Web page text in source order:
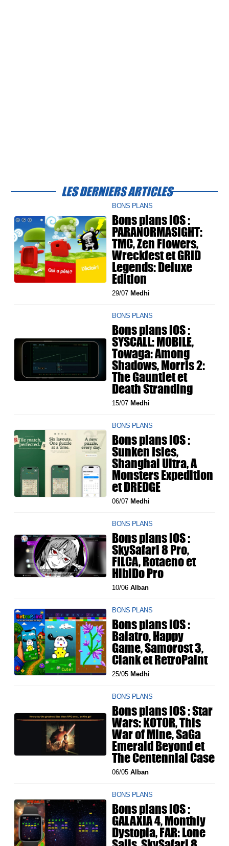
LES DERNIERS ARTICLES
BONS PLANS
Bons plans iOS :
PARANORMASIGHT:
TMC, Zen Flowers,
Wreckfest et GRID
Legends: Deluxe
Edition
29/07 Medhi
BONS PLANS
Bons plans iOS :
SYSCALL: MOBILE,
Towaga: Among
Shadows, Morris 2:
The Gauntlet et
Death Stranding
15/07 Medhi
BONS PLANS
Bons plans iOS :
Sunken Isles,
Shanghai Ultra, A
Monsters Expedition
et DREDGE
06/07 Medhi
BONS PLANS
Bons plans iOS :
SkySafari 8 Pro,
FILCA, Rotaeno et
HibiDo Pro
10/06Alban
BONS PLANS
Bons plans iOS :
Balatro, Happy
Game, Samorost 3,
Clank et RetroPaint
25/05 Medhi
BONS PLANS
Bons plans iOS : Star
Wars: KOTOR, This
War of Mine, SaGa
Emerald Beyond et
The Centennial Case
06/05Alban
BONS PLANS
Bons plans iOS :
GALAXIA 4, Monthly
Dystopia, FAR: Lone